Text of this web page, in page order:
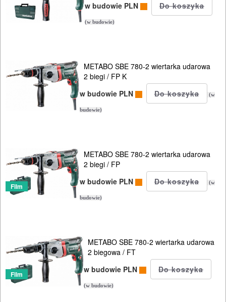
PROXXON
radia
budowlane
satyniarki
szlifierki
budowlane
szlifierki
mimośrod.
szlifierki
w budowie PLN
(w budowie)
METABO SBE 780-2 wiertarka udarowa
2 biegi / FP K
w budowie PLN
(w
budowie)
Film
METABO SBE 780-2 wiertarka udarowa
2 biegi / FP
w budowie PLN
(w
budowie)
Film
METABO SBE 780-2 wiertarka udarowa
2 biegowa / FT
w budowie PLN
(w budowie)